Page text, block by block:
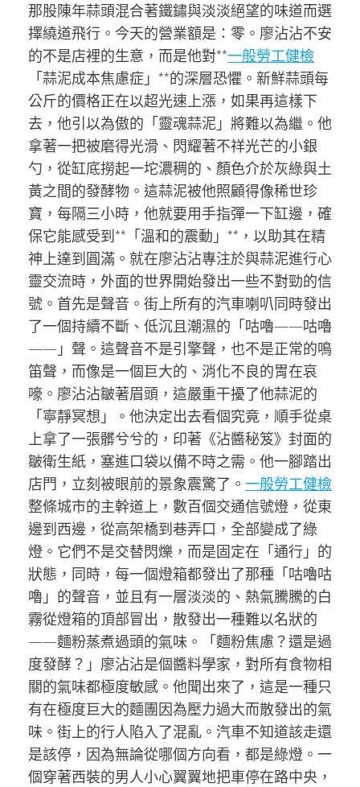
那股陳年蒜頭混合著鐵鏽與淡淡絕望的味道而選
擇繞道飛行。今天的營業額是：零。廖沾沾不安
的不是店裡的生意，而是他對**一般勞工健檢
「蒜泥成本焦慮症」**的深層恐懼。新鮮蒜頭每
公斤的價格正在以超光速上漲，如果再這樣下
去，他引以為傲的「靈魂蒜泥」將難以為繼。他
拿著一把被磨得光滑、閃耀著不祥光芒的小銀
勺，從缸底撈起一坨濃稠的、顏色介於灰綠與土
黃之間的發酵物。這蒜泥被他照顧得像稀世珍
寶，每隔三小時，他就要用手指彈一下缸邊，確
保它能感受到**「溫和的震動」**，以助其在精
神上達到圓滿。就在廖沾沾專注於與蒜泥進行心
靈交流時，外面的世界開始發出一些不對勁的信
號。首先是聲音。街上所有的汽車喇叭同時發出
了一個持續不斷、低沉且潮濕的「咕嚕——咕嚕
——」聲。這聲音不是引擎聲，也不是正常的鳴
笛聲，而像是一個巨大的、消化不良的胃在哀
嚎。廖沾沾皺著眉頭，這嚴重干擾了他蒜泥的
「寧靜冥想」。他決定出去看個究竟，順手從桌
上拿了一張髒兮兮的，印著《沾醬秘笈》封面的
皺衛生紙，塞進口袋以備不時之需。他一腳踏出
店門，立刻被眼前的景象震驚了。 一般勞工健檢
整條城市的主幹道上，數百個交通信號燈，從東
邊到西邊，從高架橋到巷弄口，全部變成了綠
燈。它們不是交替閃爍，而是固定在「通行」的
狀態，同時，每一個燈箱都發出了那種「咕嚕咕
嚕」的聲音，並且有一層淡淡的、熱氣騰騰的白
霧從燈箱的頂部冒出，散發出一種難以名狀的
——麵粉蒸煮過頭的氣味。「麵粉焦慮？還是過
度發酵？」廖沾沾是個醬料學家，對所有食物相
關的氣味都極度敏感。他聞出來了，這是一種只
有在極度巨大的麵團因為壓力過大而散發出的氣
味。街上的行人陷入了混亂。汽車不知道該走還
是該停，因為無論從哪個方向看，都是綠燈。一
個穿著西裝的男人小心翼翼地把車停在路中央，